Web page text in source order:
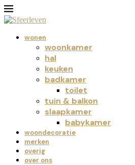
wonen
woonkamer
hal
keuken
badkamer
toilet
tuin & balkon
slaapkamer
babykamer
woondecoratie
merken
overig
over ons